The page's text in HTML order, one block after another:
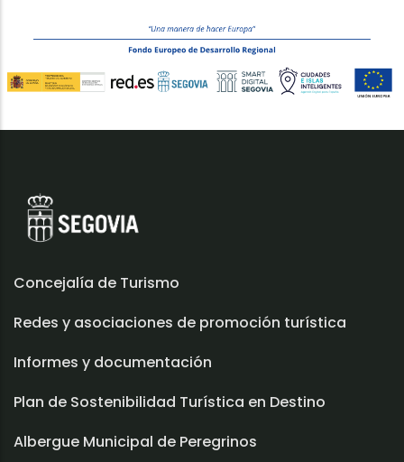
Concejalía de Turismo
Redes y asociaciones de promoción turística
Informes y documentación
Plan de Sostenibilidad Turística en Destino
Albergue Municipal de Peregrinos